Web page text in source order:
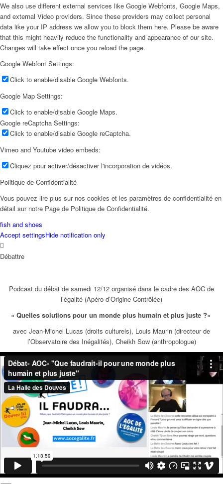
We also use different external services like Google Webfonts, Google Maps,
and external Video providers. Since these providers may collect personal
data like your IP address we allow you to block them here. Please be aware
that this might heavily reduce the functionality and appearance of our site.
Changes will take effect once you reload the page.
Google Webfont Settings:
Click to enable/disable Google Webfonts.
Google Map Settings:
Click to enable/disable Google Maps.
Google reCaptcha Settings:
Click to enable/disable Google reCaptcha.
Vimeo and Youtube video embeds:
Cliquez pour activer/désactiver l'incorporation de vidéos.
Politique de Confidentialité
Vous pouvez lire plus sur nos cookies et les paramètres de confidentialité en
détail sur notre Page de Politique de Confidentialité.
fish and shoes
Accept settingsHide notification only
Débattre
Podcast du débat de samedi 12/12 organisé dans le cadre des AOC de
l’égalité (Apéro d’Origine Contrôlée)
« Quelles solutions pour un monde plus humain et plus juste ?«
avec Jean-Michel Lucas (droits culturels), Louis Maurin (directeur de
l’Observatoire des Inégalités), Cheikh Sow (anthropologue)